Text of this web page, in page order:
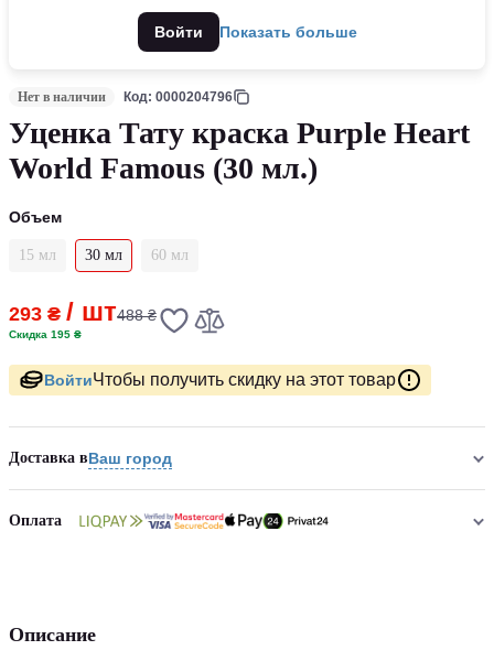
Войти Показать больше
Нет в наличии Код: 0000204796
Уценка Тату краска Purple Heart
World Famous (30 мл.)
Объем
15 мл 30 мл 60 мл
293 ₴ / шт488 ₴
Скидка 195 ₴
ВойтиЧтобы получить скидку на этот товар
Доставка вВаш город
Оплата
Описание